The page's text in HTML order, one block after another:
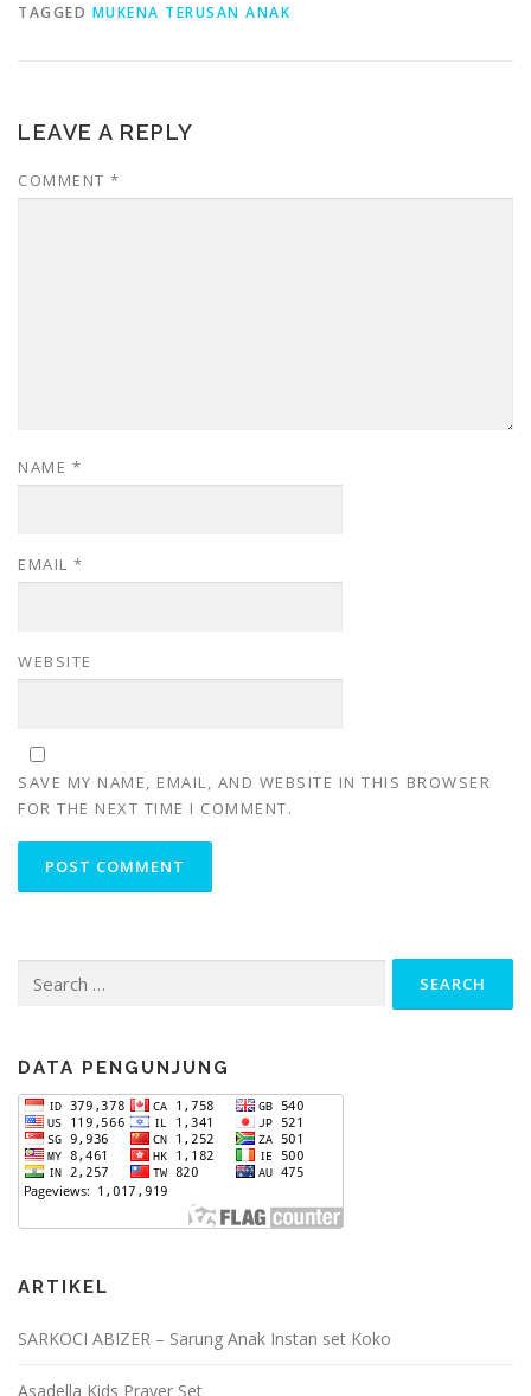
TAGGED MUKENA TERUSAN ANAK
LEAVE A REPLY
COMMENT *
NAME *
EMAIL *
WEBSITE
SAVE MY NAME, EMAIL, AND WEBSITE IN THIS BROWSER
FOR THE NEXT TIME I COMMENT.
for:
DATA PENGUNJUNG
ARTIKEL
SARKOCI ABIZER – Sarung Anak Instan set Koko
Asadella Kids Prayer Set